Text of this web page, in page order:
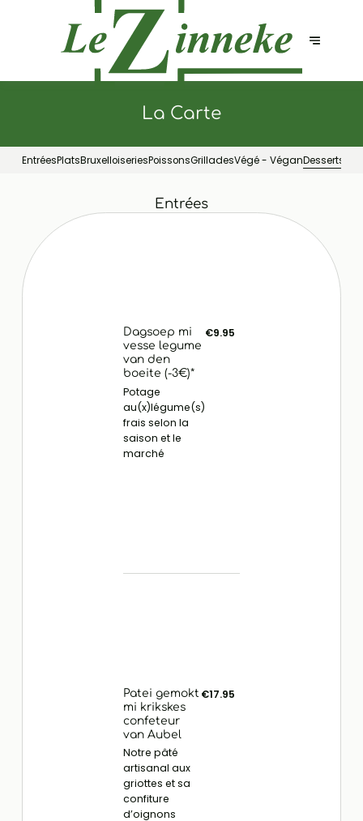
La Carte
EntréesPlatsBruxelloiseriesPoissonsGrilladesVégé - VéganDesserts
Entrées
Dagsoep mi
vesse legume
van den
boeite (-3€)*
Potage
au(x)légume(s)
frais selon la
saison et le
marché
€9.95
Patei gemokt
mi krikskes
confeteur
van Aubel
Notre pâté
artisanal aux
griottes et sa
confiture
d’oignons
€17.95